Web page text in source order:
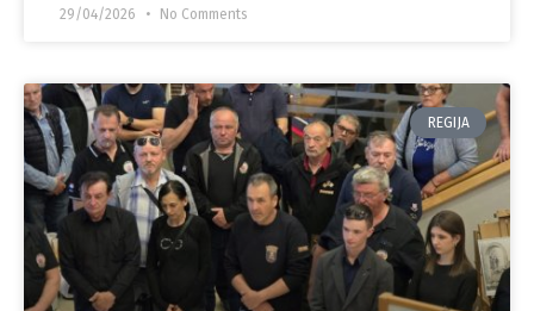
29/04/2026 No Comments
REGIJA